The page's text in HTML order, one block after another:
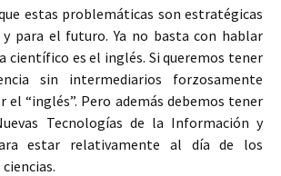
estas problemáticas son estratégicas
para el futuro. Ya no basta con hablar
científico es el inglés. Si queremos tener
sin intermediarios forzosamente
el “inglés”. Pero además debemos tener
Tecnologías de la Información y
estar relativamente al día de los